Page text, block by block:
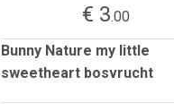
€ 3.00
Bunny Nature my little
sweetheart bosvrucht